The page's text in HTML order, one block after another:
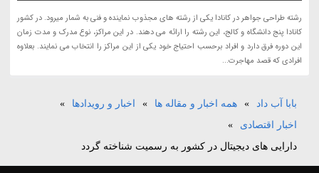
رشته طراحی جواهر در کانادا یکی از رشته های مجذوب نماینده و فنی به شمار میرود. در کشور
کانادا پنج دانشگاه و کالج، این رشته را ارائه می دهند. در این مراکز، نوع مدرک و مدت زمان
این دوره فرق دارد و افراد برحسب احتیاج خود یکی از این مراکز را انتخاب می نمایند. بعلاوه
افرادی که قصد مهاجرت...
بابا آب داد » همه اخبار و مقاله ها » اخبار و رویدادها
»
اخبار اقتصادی
»
دارایی های دیجیتال در کشور به رسمیت شناخته گردد